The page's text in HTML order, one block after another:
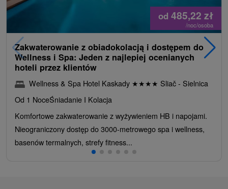
od 485,22 zł
/noc/osoba
Zakwaterowanie z obiadokolacją i dostępem do
Wellness i Spa: Jeden z najlepiej ocenianych
hoteli przez klientów
Wellness & Spa Hotel Kaskady ★★★★ Sliač - Sielnica
Od 1 NoceŚniadanie I Kolacja
Komfortowe zakwaterowanie z wyżywieniem HB i napojami.
Nieograniczony dostęp do 3000-metrowego spa i wellness,
basenów termalnych, strefy fitness...